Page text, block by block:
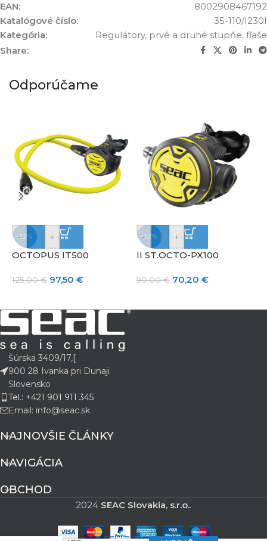
EAN:
8002908467192
Katalógové číslo:
35-110/I230I
Kategória:
Regulátory, prvé a druhé stupňe, fľaše
Share:
Odporúčame
-22%
-
+
OCTOPUS IT500
125,00€ 97,50 €
-22%
-
+
II ST.OCTO-PX100
90,00€ 70,20 €
Šúrska 3409/17,[
900 28 Ivanka pri Dunaji
Slovensko
Tel.: +421 901 911 345
Email: info@seac.sk
NAJNOVŠIE ČLÁNKY
NAVIGÁCIA
OBCHOD
2024 SEAC Slovakia, s.r.o..
REGULÁTOR342,42 €